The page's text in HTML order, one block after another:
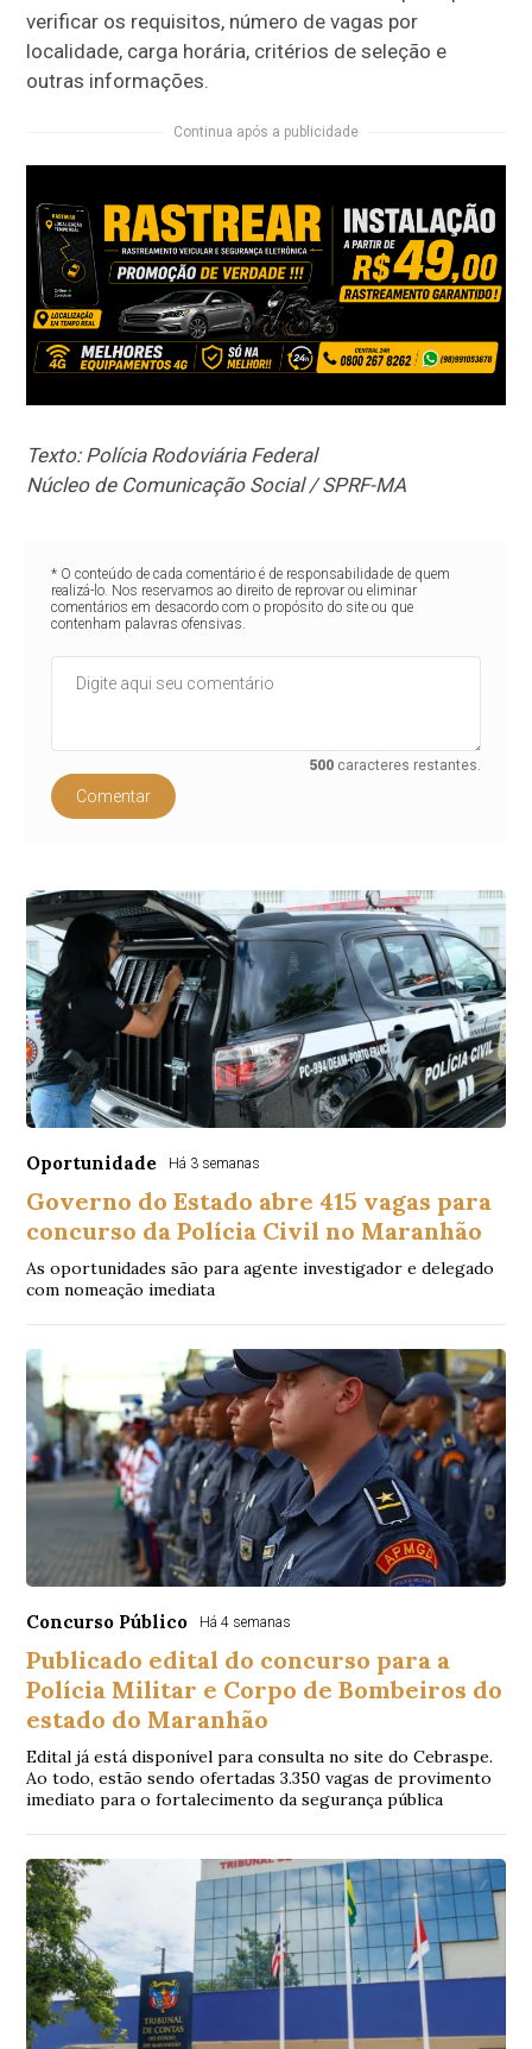
verificar os requisitos, número de vagas por
localidade, carga horária, critérios de seleção e
outras informações.
Continua após a publicidade
Texto: Polícia Rodoviária Federal
Núcleo de Comunicação Social / SPRF-MA
* O conteúdo de cada comentário é de responsabilidade de quem
realizá-lo. Nos reservamos ao direito de reprovar ou eliminar
comentários em desacordo com o propósito do site ou que
contenham palavras ofensivas.
500 caracteres restantes.
Comentar
Oportunidade Há 3 semanas
Governo do Estado abre 415 vagas para
concurso da Polícia Civil no Maranhão
As oportunidades são para agente investigador e delegado
com nomeação imediata
Concurso Público Há 4 semanas
Publicado edital do concurso para a
Polícia Militar e Corpo de Bombeiros do
estado do Maranhão
Edital já está disponível para consulta no site do Cebraspe.
Ao todo, estão sendo ofertadas 3.350 vagas de provimento
imediato para o fortalecimento da segurança pública